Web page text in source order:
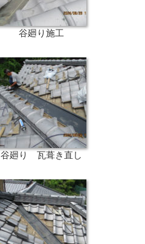
谷廻り施工
谷廻り 瓦葺き直し